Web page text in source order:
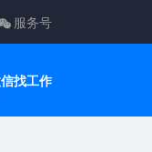
服务号
找工作